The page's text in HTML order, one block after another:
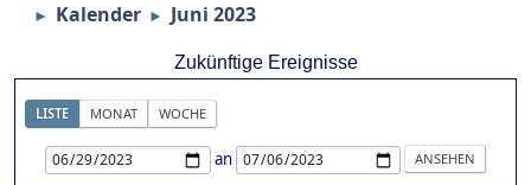
► Kalender ► Juni 2023
Zukünftige Ereignisse
LISTE MONAT WOCHE
an